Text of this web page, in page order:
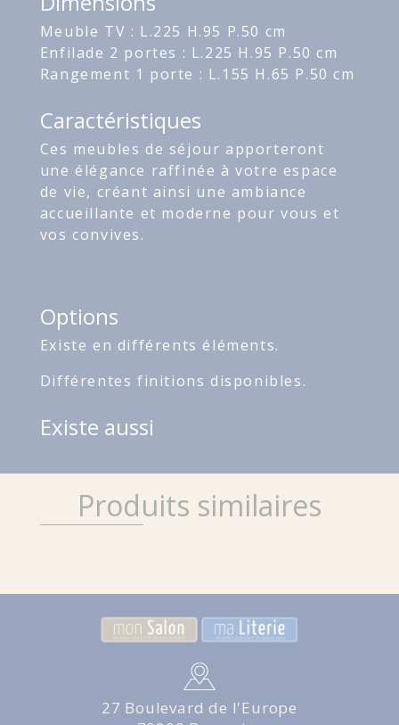
Meuble TV : L.225 H.95 P.50 cm
Enfilade 2 portes : L.225 H.95 P.50 cm
Rangement 1 porte : L.155 H.65 P.50 cm
Caractéristiques
Ces meubles de séjour apporteront
une élégance raffinée à votre espace
de vie, créant ainsi une ambiance
accueillante et moderne pour vous et
vos convives.
Options
Existe en différents éléments.
Différentes finitions disponibles.
Existe aussi
Produits similaires
27 Boulevard de l'Europe